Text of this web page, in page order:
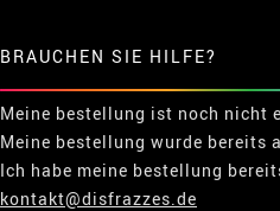
BRAUCHEN SIE HILFE?
Meine bestellung ist noch nicht
Meine bestellung wurde bereits
Ich habe meine bestellung
kontakt@disfrazzes.de